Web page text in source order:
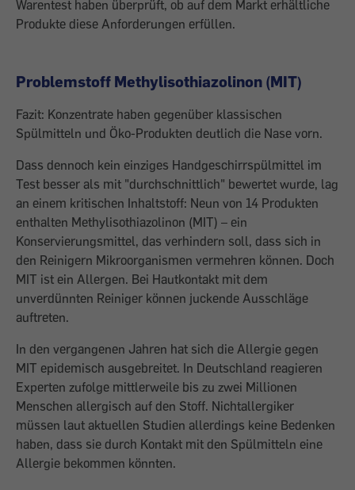
Warentest haben überprüft, ob auf dem Markt erhältliche
Produkte diese Anforderungen erfüllen.
Problemstoff Methylisothiazolinon (MIT)
Fazit: Konzentrate haben gegenüber klassischen
Spülmitteln und Öko-Produkten deutlich die Nase vorn.
Dass dennoch kein einziges Handgeschirrspülmittel im
Test besser als mit "durchschnittlich" bewertet wurde, lag
an einem kritischen Inhaltstoff: Neun von 14 Produkten
enthalten Methylisothiazolinon (MIT) – ein
Konservierungsmittel, das verhindern soll, dass sich in
den Reinigern Mikroorganismen vermehren können. Doch
MIT ist ein Allergen. Bei Hautkontakt mit dem
unverdünnten Reiniger können juckende Ausschläge
auftreten.
In den vergangenen Jahren hat sich die Allergie gegen
MIT epidemisch ausgebreitet. In Deutschland reagieren
Experten zufolge mittlerweile bis zu zwei Millionen
Menschen allergisch auf den Stoff. Nichtallergiker
müssen laut aktuellen Studien allerdings keine Bedenken
haben, dass sie durch Kontakt mit den Spülmitteln eine
Allergie bekommen könnten.